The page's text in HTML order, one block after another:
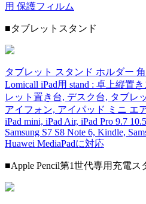
用 保護フィルム
■タブレットスタンド
タブレット スタンド ホルダー
Lomicall iPad用 stand : 卓上縦置
レット置き台, デスク台, タブレ
アイフォン, アイパッド ミニ エ
iPad mini, iPad Air, iPad Pro 9.7
Samsung S7 S8 Note 6, Kindle,
Huawei MediaPadに対応
■Apple Pencil第1世代専用充電ス